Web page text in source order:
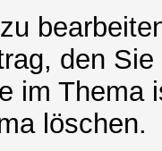
den
im Thema
löschen.